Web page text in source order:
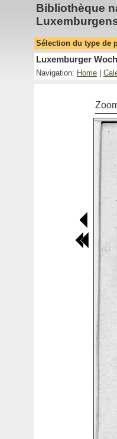
Bibliothèque
Sélection du type de
Luxemburger
Navigation: Home